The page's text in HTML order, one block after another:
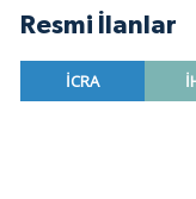
Resmi İlanlar